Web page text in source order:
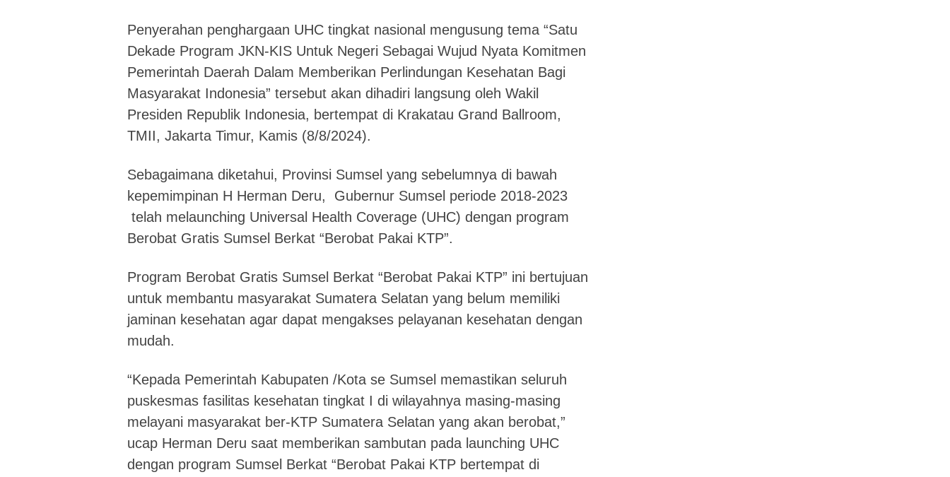
Penyerahan penghargaan UHC tingkat nasional mengusung tema “Satu
Dekade Program JKN-KIS Untuk Negeri Sebagai Wujud Nyata Komitmen
Pemerintah Daerah Dalam Memberikan Perlindungan Kesehatan Bagi
Masyarakat Indonesia” tersebut akan dihadiri langsung oleh Wakil
Presiden Republik Indonesia, bertempat di Krakatau Grand Ballroom,
TMII, Jakarta Timur, Kamis (8/8/2024).
Sebagaimana diketahui, Provinsi Sumsel yang sebelumnya di bawah
kepemimpinan H Herman Deru, Gubernur Sumsel periode 2018-2023
telah melaunching Universal Health Coverage (UHC) dengan program
Berobat Gratis Sumsel Berkat “Berobat Pakai KTP”.
Program Berobat Gratis Sumsel Berkat “Berobat Pakai KTP” ini bertujuan
untuk membantu masyarakat Sumatera Selatan yang belum memiliki
jaminan kesehatan agar dapat mengakses pelayanan kesehatan dengan
mudah.
“Kepada Pemerintah Kabupaten /Kota se Sumsel memastikan seluruh
puskesmas fasilitas kesehatan tingkat I di wilayahnya masing-masing
melayani masyarakat ber-KTP Sumatera Selatan yang akan berobat,”
ucap Herman Deru saat memberikan sambutan pada launching UHC
dengan program Sumsel Berkat “Berobat Pakai KTP bertempat di